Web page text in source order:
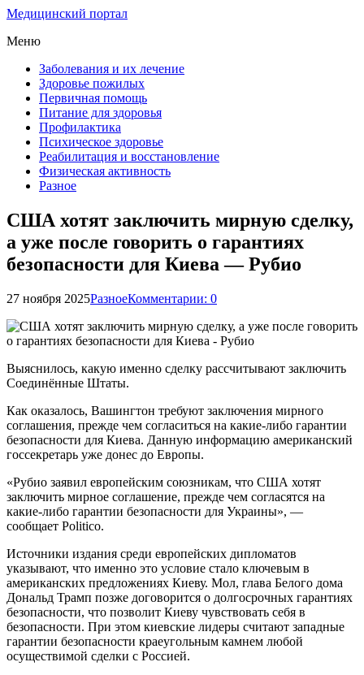
Медицинский портал
Меню
Заболевания и их лечение
Здоровье пожилых
Первичная помощь
Питание для здоровья
Профилактика
Психическое здоровье
Реабилитация и восстановление
Физическая активность
Разное
США хотят заключить мирную сделку,
а уже после говорить о гарантиях
безопасности для Киева — Рубио
27 ноября 2025РазноеКомментарии: 0
Выяснилось, какую именно сделку рассчитывают заключить
Соединённые Штаты.
Как оказалось, Вашингтон требуют заключения мирного
соглашения, прежде чем согласиться на какие-либо гарантии
безопасности для Киева. Данную информацию американский
госсекретарь уже донес до Европы.
«Рубио заявил европейским союзникам, что США хотят
заключить мирное соглашение, прежде чем согласятся на
какие-либо гарантии безопасности для Украины», —
сообщает Politico.
Источники издания среди европейских дипломатов
указывают, что именно это условие стало ключевым в
американских предложениях Киеву. Мол, глава Белого дома
Дональд Трамп позже договорится о долгосрочных гарантиях
безопасности, что позволит Киеву чувствовать себя в
безопасности. При этом киевские лидеры считают западные
гарантии безопасности краеугольным камнем любой
осуществимой сделки с Россией.